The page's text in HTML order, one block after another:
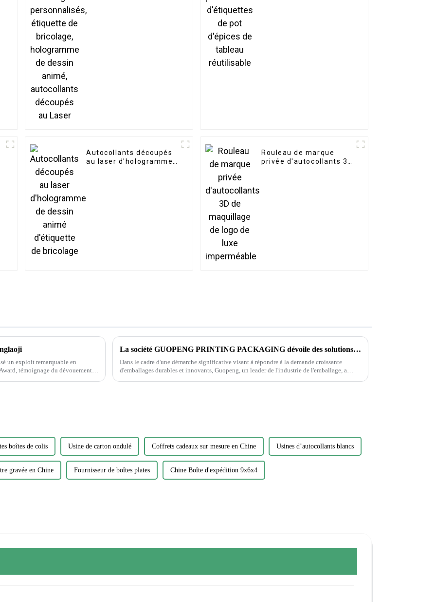
animé, autocollants
Autocollants découpés
au laser d'hologramme
Rouleau de marque
privée d'autocollants 3D
un exploit remarquable en
témoignage du dévouement
La société GUOPENG PRINTING PACKAGING dévoile des solutions d'emballage révolutionnaires pour répondre aux besoins changeants du marché
Dans le cadre d'une démarche significative visant à répondre à la demande croissante
d'emballages durables et innovants, Guopeng, un leader de l'industrie de l'emballage, a
boîtes de colis Usine de carton ondulé Coffrets cadeaux sur mesure en Chine Usines d’autocollants blancs
gravée en Chine Fournisseur de boîtes plates Chine Boîte d'expédition 9x6x4